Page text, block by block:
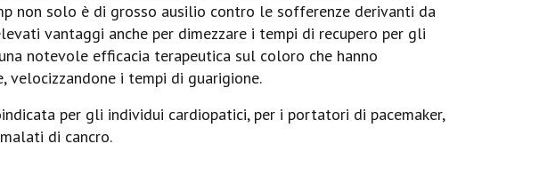
non solo è di grosso ausilio contro le sofferenze derivanti da
vantaggi anche per dimezzare i tempi di recupero per gli
notevole efficacia terapeutica sul coloro che hanno
velocizzandone i tempi di guarigione.
per gli individui cardiopatici, per i portatori di pacemaker,
di cancro.